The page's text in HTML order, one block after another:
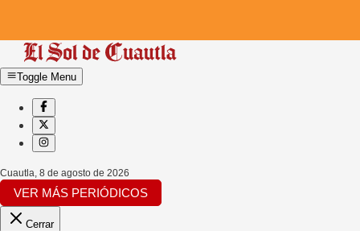
Toggle Menu
Cuautla, 8 de agosto de 2026
VER MÁS PERIÓDICOS
Cerrar